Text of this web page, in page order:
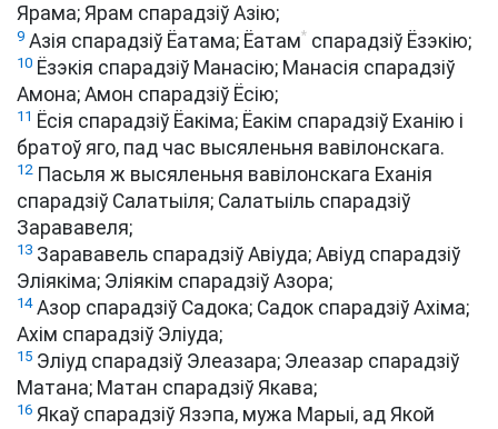
Ярама; Ярам спарадзіў Азію;
9 Азія спарадзіў Ёатама; Ёатам* спарадзіў Ёзэкію;
10 Ёзэкія спарадзіў Манасію; Манасія спарадзіў
Амона; Амон спарадзіў Ёсію;
11 Ёсія спарадзіў Ёакіма; Ёакім спарадзіў Еханію і
братоў яго, пад час высяленьня вавілонскага.
12Пасьля ж высяленьня вавілонскага Еханія
спарадзіў Салатыіля; Салатыіль спарадзіў
Зарававеля;
13 Зарававель спарадзіў Авіуда; Авіуд спарадзіў
Эліякіма; Эліякім спарадзіў Азора;
14Азор спарадзіў Садока; Садок спарадзіў Ахіма;
Ахім спарадзіў Эліуда;
15 Эліуд спарадзіў Элеазара; Элеазар спарадзіў
Матана; Матан спарадзіў Якава;
16 Якаў спарадзіў Язэпа, мужа Марыі, ад Якой